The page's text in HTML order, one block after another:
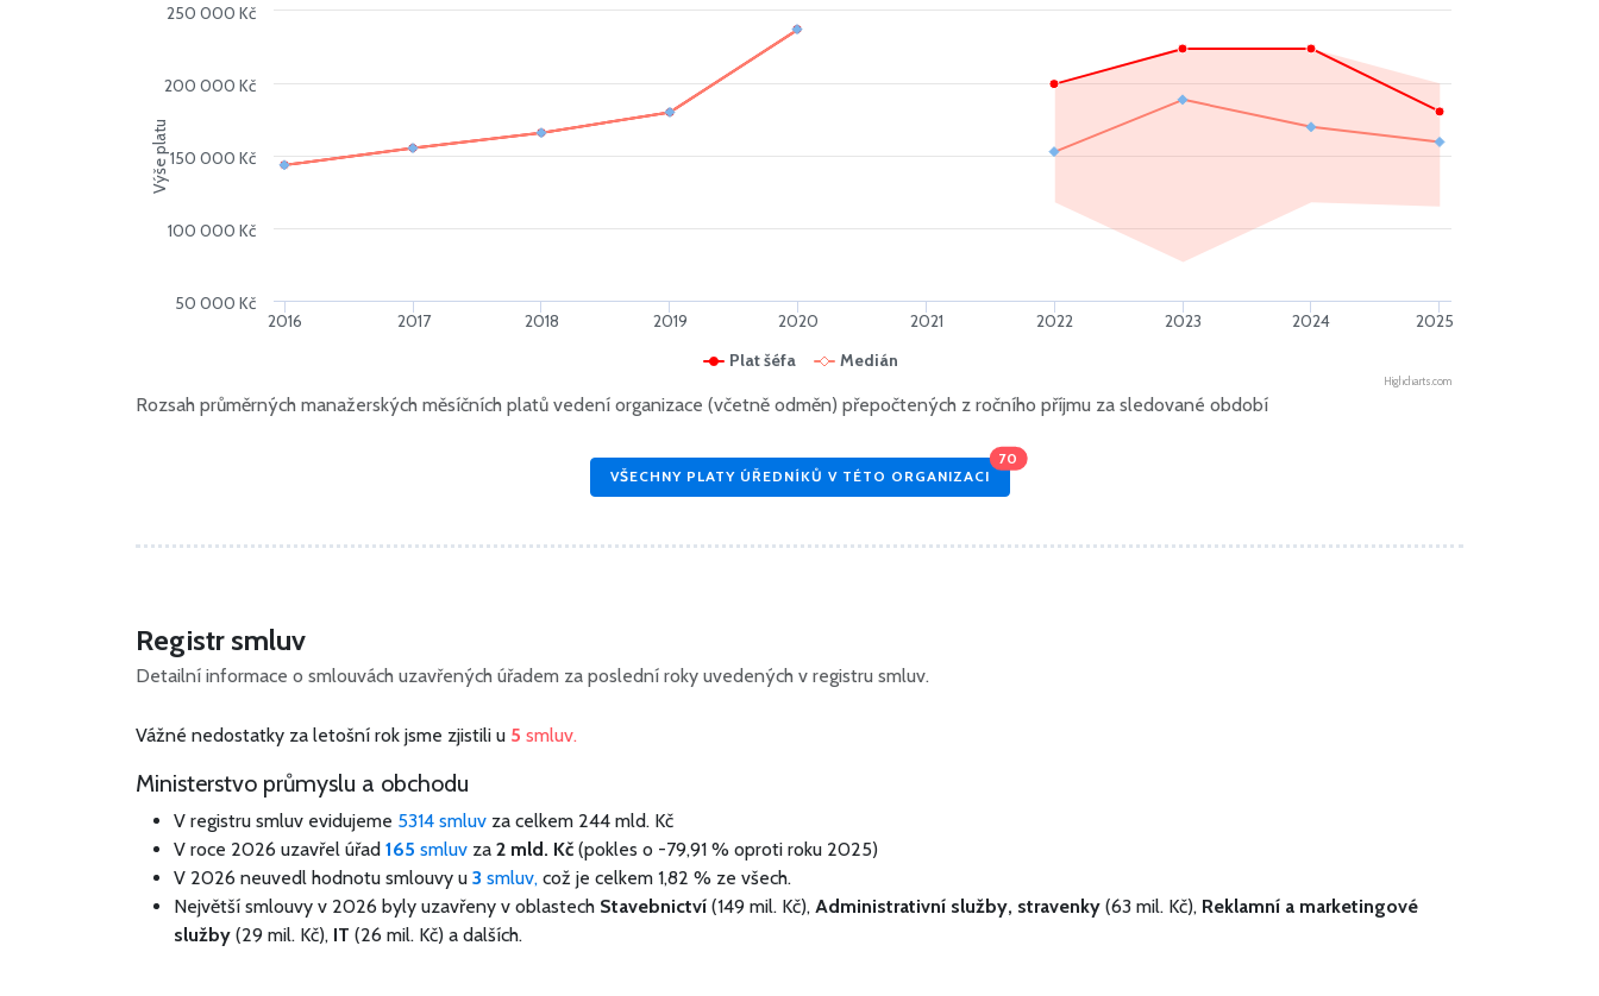
Výše platu
Plat šéfa Medián
2016 2017 2018 2019 2020 2021 2022 2023 2024 2025
50 000 Kč
100 000 Kč
150 000 Kč
200 000 Kč
250 000 Kč
Highcharts.com
Rozsah průměrných manažerských měsíčních platů vedení organizace (včetně odměn) přepočtených z ročního příjmu za sledované období
VŠECHNY PLATY ÚŘEDNÍKŮ V TÉTO ORGANIZACI
70
Registr smluv
Detailní informace o smlouvách uzavřených úřadem za poslední roky uvedených v registru smluv.
Vážné nedostatky za letošní rok jsme zjistili u 5 smluv.
Ministerstvo průmyslu a obchodu
V registru smluv evidujeme 5314 smluv za celkem 244 mld. Kč
V roce 2026 uzavřel úřad 165 smluv za 2 mld. Kč (pokles o -79,91 % oproti roku 2025)
V 2026 neuvedl hodnotu smlouvy u 3 smluv, což je celkem 1,82 % ze všech.
Největší smlouvy v 2026 byly uzavřeny v oblastech Stavebnictví (149 mil. Kč), Administrativní služby, stravenky (63 mil. Kč), Reklamní a marketingové
služby (29 mil. Kč), IT (26 mil. Kč) a dalších.